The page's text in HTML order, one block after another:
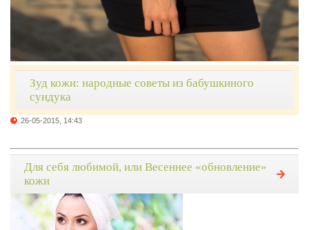
Зуд кожи: народные советы из бабушкиного
сундука
26-05-2015, 14:43
Для себя любимой, или Весеннее «обновление»
кожи